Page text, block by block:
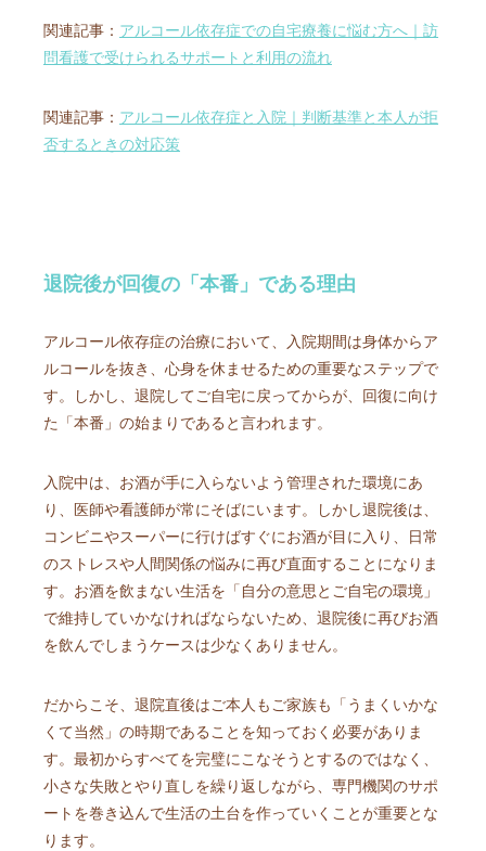
関連記事： アルコール依存症での自宅療養に悩む方へ｜訪
問看護で受けられるサポートと利用の流れ
関連記事： アルコール依存症と入院｜判断基準と本人が拒
否するときの対応策
退院後が回復の「本番」である理由
アルコール依存症の治療において、入院期間は身体からア
ルコールを抜き、心身を休ませるための重要なステップで
す。しかし、退院してご自宅に戻ってからが、回復に向け
た「本番」の始まりであると言われます。
入院中は、お酒が手に入らないよう管理された環境にあ
り、医師や看護師が常にそばにいます。しかし退院後は、
コンビニやスーパーに行けばすぐにお酒が目に入り、日常
のストレスや人間関係の悩みに再び直面することになりま
す。お酒を飲まない生活を「自分の意思とご自宅の環境」
で維持していかなければならないため、退院後に再びお酒
を飲んでしまうケースは少なくありません。
だからこそ、退院直後はご本人もご家族も「うまくいかな
くて当然」の時期であることを知っておく必要がありま
す。最初からすべてを完璧にこなそうとするのではなく、
小さな失敗とやり直しを繰り返しながら、専門機関のサポ
ートを巻き込んで生活の土台を作っていくことが重要とな
ります。